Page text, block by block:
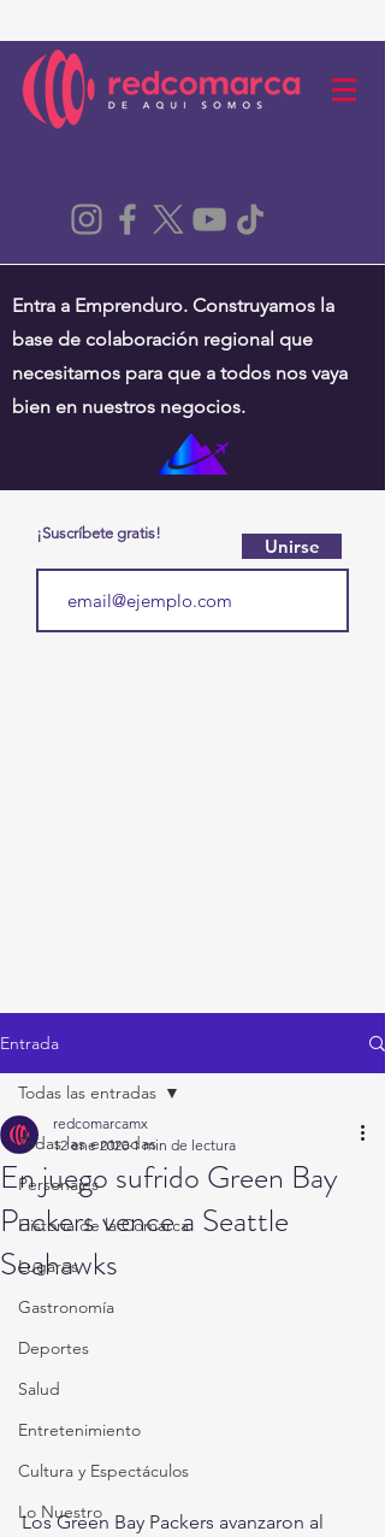
Entra a Emprenduro. Construyamos la
base de colaboración regional que
necesitamos para que a todos nos vaya
bien en nuestros negocios.
¡Suscríbete gratis!
Unirse
Entrada
Todas las entradas
Personajes
Historia de la Comarca
Lugares
Gastronomía
Deportes
Salud
Entretenimiento
Cultura y Espectáculos
Lo Nuestro
Todas las entradas
En juego sufrido Green Bay
Packers vence a Seattle
Seahawks
redcomarcamx
12 ene 2020 1 min de lectura
Los Green Bay Packers avanzaron al